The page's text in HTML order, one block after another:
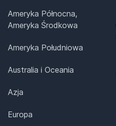
Ameryka Północna,
Ameryka Środkowa
Ameryka Południowa
Australia i Oceania
Azja
Europa